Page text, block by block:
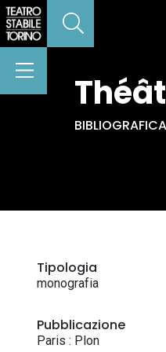
BIBLIOGRAFICA
Tipologia
monografia
Pubblicazione
Paris : Plon